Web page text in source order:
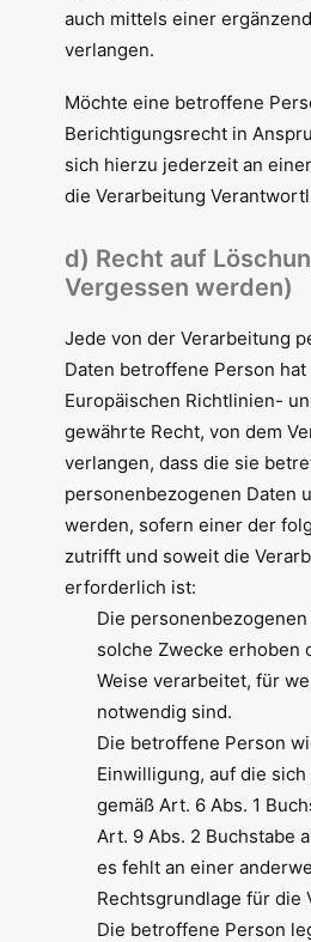
auch mittels einer
verlangen.
Möchte eine betroffene
Berichtigungsrecht in
sich hierzu jederzeit an
die Verarbeitung
d) Recht auf
Vergessen werden)
Jede von der Verarbeitung
Daten betroffene Person hat
Europäischen Richtlinien-
gewährte Recht, von dem
verlangen, dass die sie
personenbezogenen Daten
werden, sofern einer der
zutrifft und soweit die
erforderlich ist:
Die
solche Zwecke erhoben
Weise verarbeitet, für
notwendig sind.
Die betroffene Person
Einwilligung, auf die
gemäß Art. 6 Abs. 1
Art. 9 Abs. 2 Buchstabe
es fehlt an einer
Rechtsgrundlage für die
Die betroffene Person